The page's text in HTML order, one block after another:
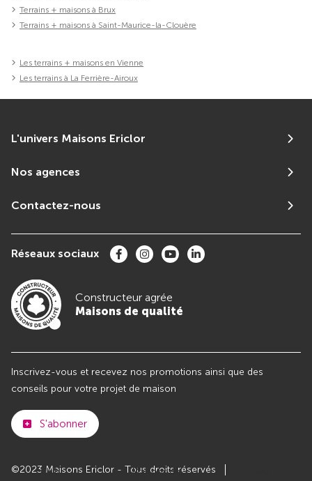
Club
Maisons de
Terrains + maisons à Brux
Terrains + maisons à Saint-Maurice-la-Clouère
Les terrains + maisons en Vienne
Les terrains à La Ferrière-Airoux
L'univers Maisons Ericlor
Nos agences
Contactez-nous
Réseaux sociaux
Constructeur agrée
Maisons de qualité
Inscrivez-vous et recevez nos promotions ainsi que des
conseils pour votre projet de maison
S'abonner
©2023 Maisons Ericlor - Tous droits réservés